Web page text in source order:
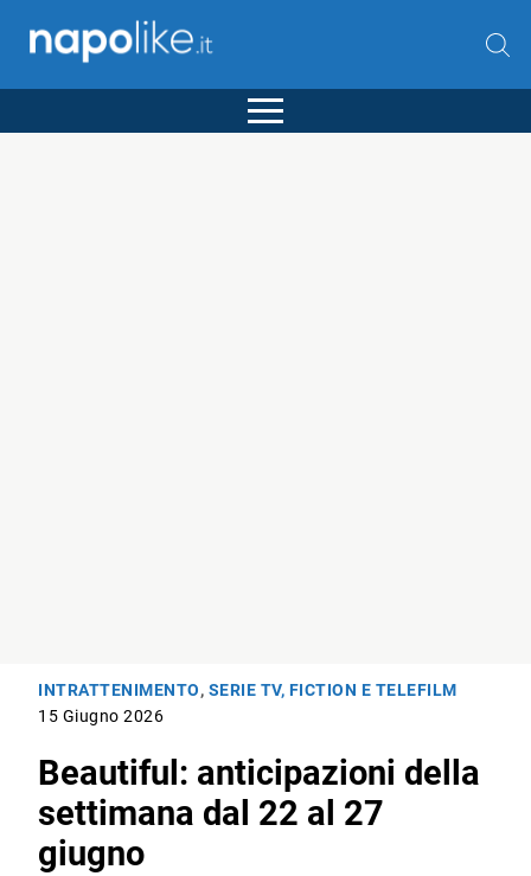
INTRATTENIMENTO, SERIE TV, FICTION E TELEFILM
15 Giugno 2026
Beautiful: anticipazioni della
settimana dal 22 al 27
giugno